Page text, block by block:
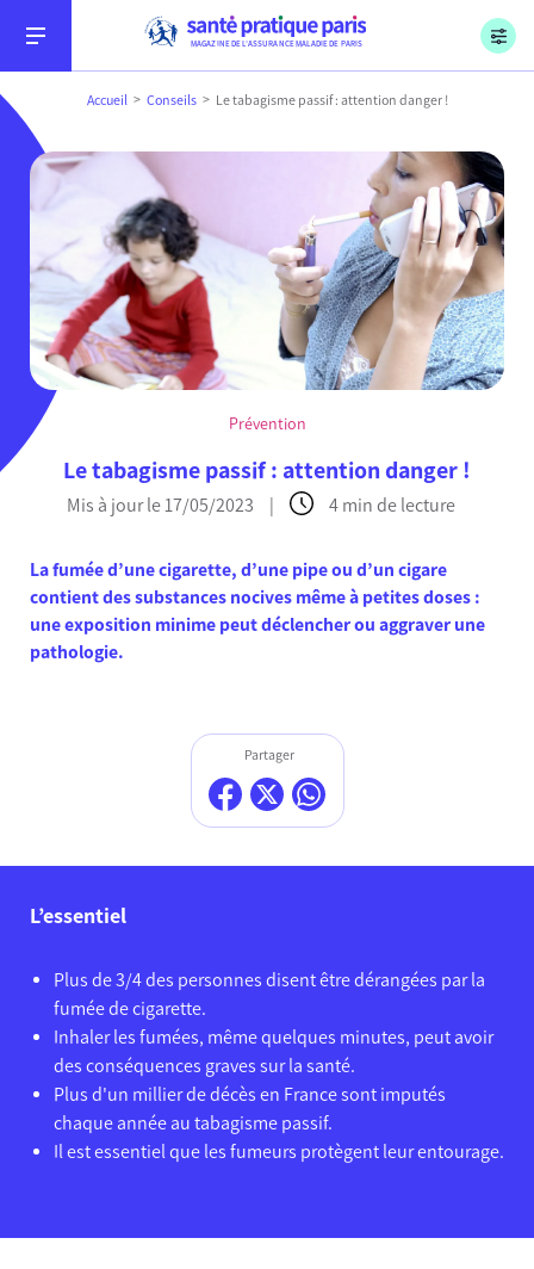
Sécurité sociale, l’Assurance Maladie, Paris
MAGAZINE DE L’ASSURANCE MALADIE DE PARIS
Conseils
Soins
Démarches
Accueil Conseils Le tabagisme passif : attention danger !
Prévention
Le tabagisme passif : attention danger !
Mis à jour le 17/05/2023 | 4 min de lecture
La fumée d’une cigarette, d’une pipe ou d’un cigare
contient des substances nocives même à petites doses :
une exposition minime peut déclencher ou aggraver une
pathologie.
Partager
L’essentiel
Plus de 3/4 des personnes disent être dérangées par la
fumée de cigarette.
Inhaler les fumées, même quelques minutes, peut avoir
des conséquences graves sur la santé.
Plus d'un millier de décès en France sont imputés
chaque année au tabagisme passif.
Il est essentiel que les fumeurs protègent leur entourage.